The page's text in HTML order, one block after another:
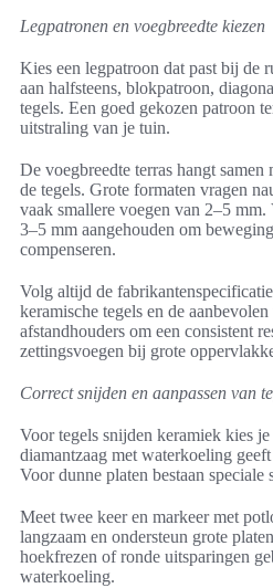
Legpatronen en voegbreedte kiezen
Kies een legpatroon dat past bij de
aan halfsteens, blokpatroon,
tegels. Een goed gekozen patroon
uitstraling van je tuin.
De voegbreedte terras hangt
de tegels. Grote formaten vragen
vaak smallere voegen van 2–5
3–5 mm aangehouden om
compenseren.
Volg altijd de
keramische tegels en de
afstandhouders om een consistent
zettingsvoegen bij grote
Correct snijden en aanpassen van
Voor tegels snijden keramiek kies
diamantzaag met waterkoeling geeft
Voor dunne platen bestaan speciale
Meet twee keer en markeer met
langzaam en ondersteun grote
hoekfrezen of ronde uitsparingen
waterkoeling.